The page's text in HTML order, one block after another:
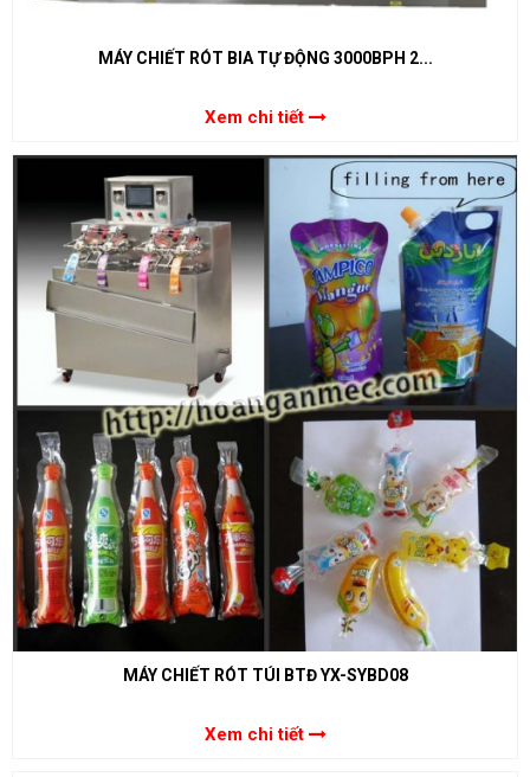
MÁY CHIẾT RÓT BIA TỰ ĐỘNG 3000BPH 2...
Xem chi tiết
MÁY CHIẾT RÓT TÚI BTĐ YX-SYBD08
Xem chi tiết